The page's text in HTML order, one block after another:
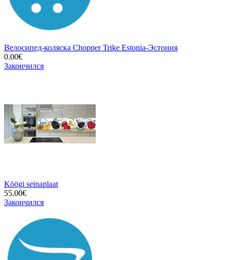
Велосипед-коляска Chopper Trike Estonia-Эстония
0.00€
Закончился
Köögi seinaplaat
55.00€
Закончился